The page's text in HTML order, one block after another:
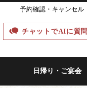
予約確認・キャンセル
チャットでAIに質問
日帰り・ご宴会